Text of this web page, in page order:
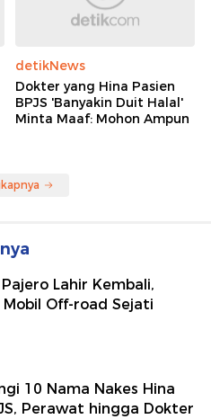
detikNews
Dokter yang Hina Pasien
BPJS 'Banyakin Duit Halal'
Minta Maaf: Mohon Ampun
Lahir Kembali,
Mobil Off-road Sejati
10 Nama Nakes Hina
Perawat hingga Dokter